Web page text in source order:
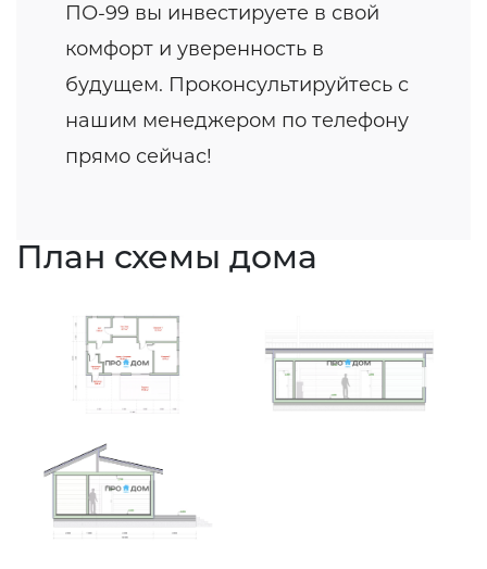
ПО-99 вы инвестируете в свой
комфорт и уверенность в
будущем. Проконсультируйтесь с
нашим менеджером по телефону
прямо сейчас!
План схемы дома